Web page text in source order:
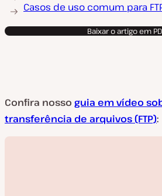
Casos de uso comum para
Baixar o artigo em
Confira nosso guia em vídeo
transferência de arquivos (FTP):